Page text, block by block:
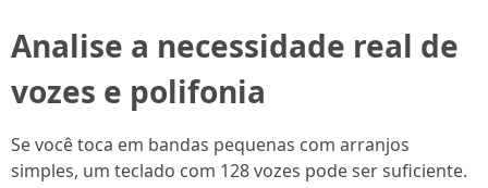
Analise a necessidade real de
vozes e polifonia
Se você toca em bandas pequenas com arranjos
simples, um teclado com 128 vozes pode ser suficiente.